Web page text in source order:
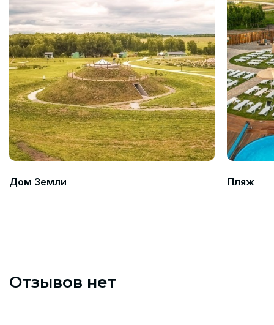
Дом Земли Пляж
Отзывов нет